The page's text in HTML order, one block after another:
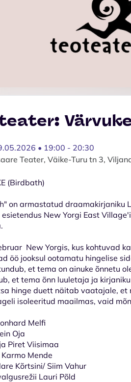
• 19:00 - 20:30
Teater, Väike-Turu tn 3,
(Birdbath)
on armastatud draamakirjaniku
New Yorgi East
New Yorgis, kus kohtuvad
öö jooksul ootamatu hingelise
et tema on ainuke õnnetu
et tema õnn luuletaja ja
hinge duett näitab vaatajale, et
isoleeritud maailmas, vaid
Melfi
Oja
Piret Viisimaa
Mende
Kõrtsini/ Siim Vahur
Lauri Põld